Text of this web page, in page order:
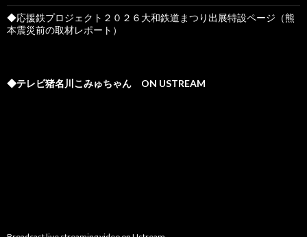
◆応援鉄プロジェクト２０２６大和鉄道まつり出展特設ページ（熊
本震災前の取材レポート）
◆テレビ猪名川こみゅちゃん ON USTREAM